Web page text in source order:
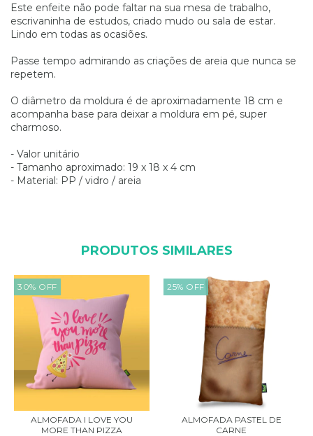
Este enfeite não pode faltar na sua mesa de trabalho,
escrivaninha de estudos, criado mudo ou sala de estar.
Lindo em todas as ocasiões.
Passe tempo admirando as criações de areia que nunca se
repetem.
O diâmetro da moldura é de aproximadamente 18 cm e
acompanha base para deixar a moldura em pé, super
charmoso.
- Valor unitário
- Tamanho aproximado: 19 x 18 x 4 cm
- Material: PP / vidro / areia
PRODUTOS SIMILARES
30% OFF
ALMOFADA I LOVE YOU
MORE THAN PIZZA
25% OFF
ALMOFADA PASTEL DE
CARNE